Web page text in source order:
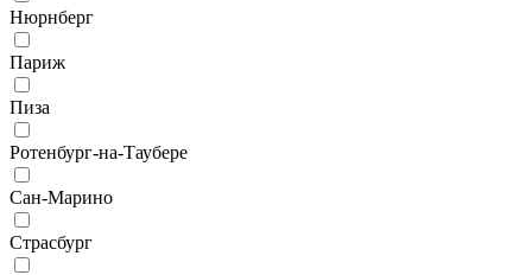
Нюрнберг
Париж
Пиза
Ротенбург-на-Таубере
Сан-Марино
Страсбург